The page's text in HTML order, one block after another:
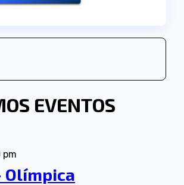
EVENTOS
pm
Olímpica